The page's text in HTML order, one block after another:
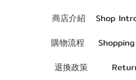
商店介紹 Shop
購物流程 Shopping
退換政策